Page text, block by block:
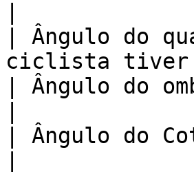
| Ângulo do
ciclista tiver
| Ângulo do
| Ângulo do